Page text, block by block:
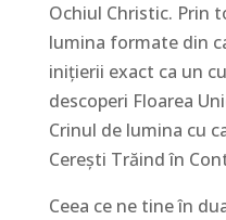
Ochiul Christic. Prin
lumina formate din
inițierii exact ca un
descoperi Floarea
Crinul de lumina cu
Cerești Trăind în
Ceea ce ne tine în